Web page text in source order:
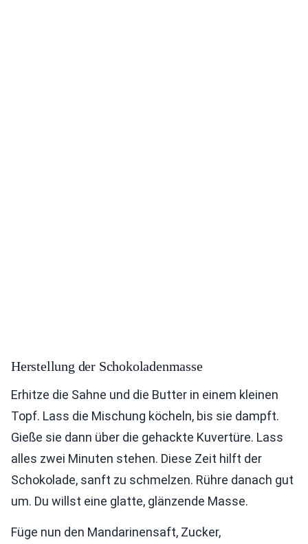
Herstellung der Schokoladenmasse
Erhitze die Sahne und die Butter in einem kleinen
Topf. Lass die Mischung köcheln, bis sie dampft.
Gieße sie dann über die gehackte Kuvertüre. Lass
alles zwei Minuten stehen. Diese Zeit hilft der
Schokolade, sanft zu schmelzen. Rühre danach gut
um. Du willst eine glatte, glänzende Masse.
Füge nun den Mandarinensaft, Zucker,